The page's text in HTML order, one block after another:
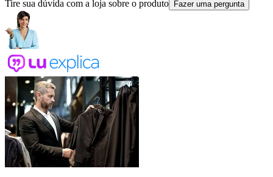
Tire sua dúvida com a loja sobre o produto Fazer uma pergunta